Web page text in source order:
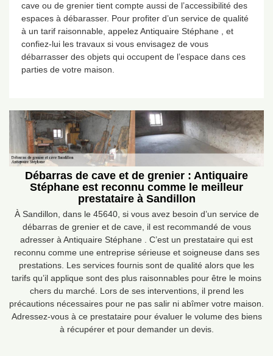
cave ou de grenier tient compte aussi de l’accessibilité des
espaces à débarasser. Pour profiter d’un service de qualité
à un tarif raisonnable, appelez Antiquaire Stéphane , et
confiez-lui les travaux si vous envisagez de vous
débarrasser des objets qui occupent de l’espace dans ces
parties de votre maison.
Débarras de cave et de grenier : Antiquaire
Stéphane est reconnu comme le meilleur
prestataire à Sandillon
À Sandillon, dans le 45640, si vous avez besoin d’un service de
débarras de grenier et de cave, il est recommandé de vous
adresser à Antiquaire Stéphane . C’est un prestataire qui est
reconnu comme une entreprise sérieuse et soigneuse dans ses
prestations. Les services fournis sont de qualité alors que les
tarifs qu’il applique sont des plus raisonnables pour être le moins
chers du marché. Lors de ses interventions, il prend les
précautions nécessaires pour ne pas salir ni abîmer votre maison.
Adressez-vous à ce prestataire pour évaluer le volume des biens
à récupérer et pour demander un devis.